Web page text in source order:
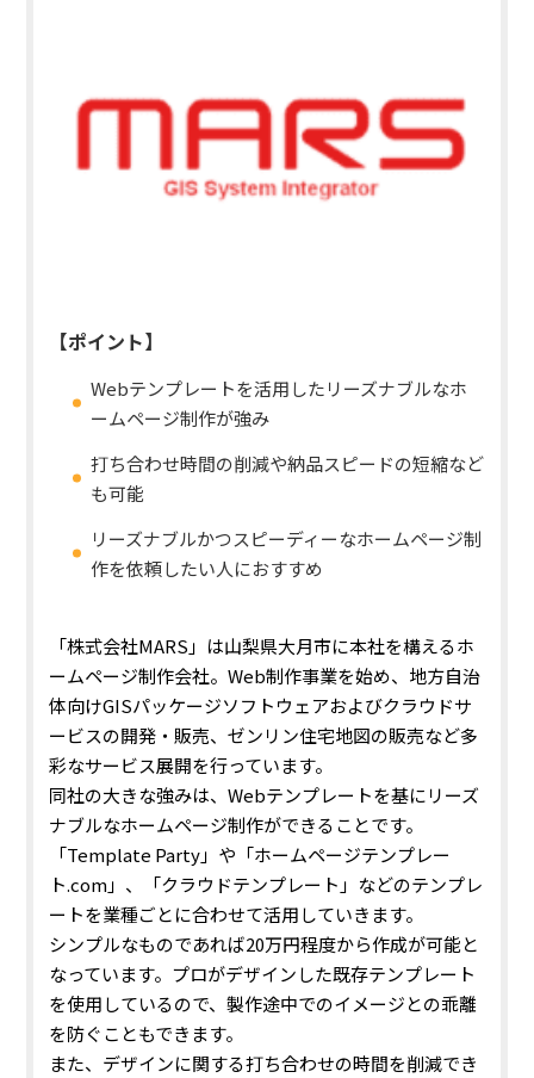
【ポイント】
Webテンプレートを活用したリーズナブルなホ
ームページ制作が強み
打ち合わせ時間の削減や納品スピードの短縮など
も可能
リーズナブルかつスピーディーなホームページ制
作を依頼したい人におすすめ
「株式会社MARS」は山梨県大月市に本社を構えるホ
ームページ制作会社。Web制作事業を始め、地方自治
体向けGISパッケージソフトウェアおよびクラウドサ
ービスの開発・販売、ゼンリン住宅地図の販売など多
彩なサービス展開を行っています。
同社の大きな強みは、Webテンプレートを基にリーズ
ナブルなホームページ制作ができることです。
「Template Party」や「ホームページテンプレー
ト.com」、「クラウドテンプレート」などのテンプレ
ートを業種ごとに合わせて活用していきます。
シンプルなものであれば20万円程度から作成が可能と
なっています。 プロがデザインした既存テンプレート
を使用しているので、製作途中でのイメージとの乖離
を防ぐこともできます。
また、デザインに関する打ち合わせの時間を削減でき